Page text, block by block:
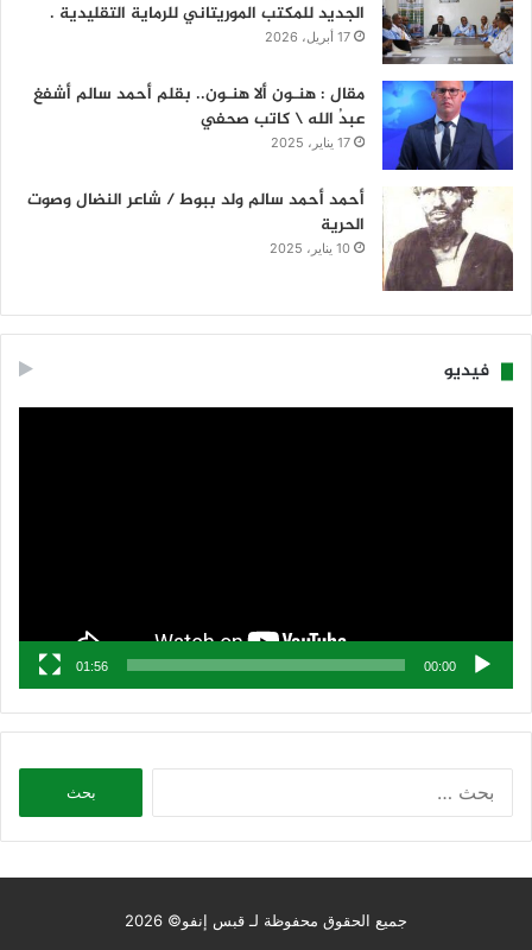
الجديد للمكتب الموريتاني للرماية التقليدية .
17 أبريل، 2026
مقال : هنـون ألا هنـون.. بقلم أحمد سالم أشفغ
عبدُ الله \ كاتب صحفي
17 يناير، 2025
أحمد أحمد سالم ولد ببوط / شاعر النضال وصوت
الحرية
10 يناير، 2025
فيديو
00:00
01:56
جميع الحقوق محفوظة لـ قبس إنفو© 2026